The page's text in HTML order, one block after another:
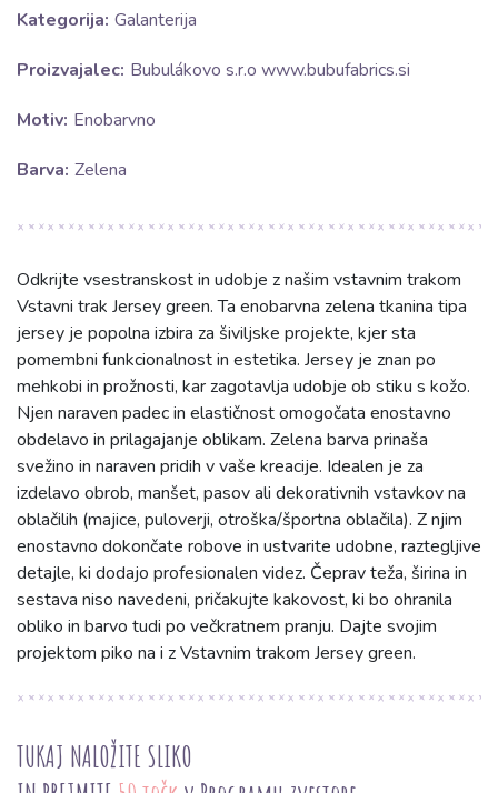
Kategorija: Galanterija
Proizvajalec: Bubulákovo s.r.o www.bubufabrics.si
Motiv: Enobarvno
Barva: Zelena
Odkrijte vsestranskost in udobje z našim vstavnim trakom
Vstavni trak Jersey green. Ta enobarvna zelena tkanina tipa
jersey je popolna izbira za šiviljske projekte, kjer sta
pomembni funkcionalnost in estetika. Jersey je znan po
mehkobi in prožnosti, kar zagotavlja udobje ob stiku s kožo.
Njen naraven padec in elastičnost omogočata enostavno
obdelavo in prilagajanje oblikam. Zelena barva prinaša
svežino in naraven pridih v vaše kreacije. Idealen je za
izdelavo obrob, manšet, pasov ali dekorativnih vstavkov na
oblačilih (majice, puloverji, otroška/športna oblačila). Z njim
enostavno dokončate robove in ustvarite udobne, raztegljive
detajle, ki dodajo profesionalen videz. Čeprav teža, širina in
sestava niso navedeni, pričakujte kakovost, ki bo ohranila
obliko in barvo tudi po večkratnem pranju. Dajte svojim
projektom piko na i z Vstavnim trakom Jersey green.
TUKAJ NALOŽITE SLIKO